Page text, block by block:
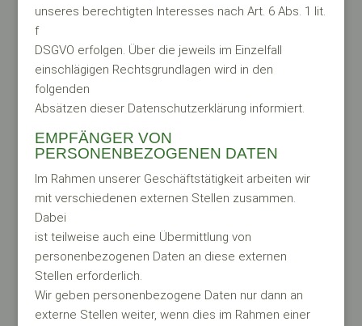
unseres berechtigten Interesses nach Art. 6 Abs. 1 lit.
f
DSGVO erfolgen. Über die jeweils im Einzelfall
einschlägigen Rechtsgrundlagen wird in den
folgenden
Absätzen dieser Datenschutzerklärung informiert.
EMPFÄNGER VON
PERSONENBEZOGENEN DATEN
Im Rahmen unserer Geschäftstätigkeit arbeiten wir
mit verschiedenen externen Stellen zusammen.
Dabei
ist teilweise auch eine Übermittlung von
personenbezogenen Daten an diese externen
Stellen erforderlich.
Wir geben personenbezogene Daten nur dann an
externe Stellen weiter, wenn dies im Rahmen einer